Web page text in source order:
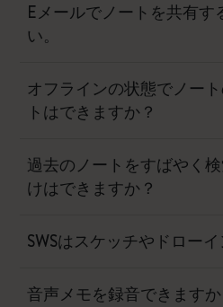
Eメールでノートを共有す
い。
オフラインの状態でノー
トはできますか？
過去のノートをすばやく
けはできますか？
SWSはスケッチやドロー
音声メモを録音できますか